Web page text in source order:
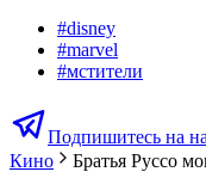
#disney
#marvel
#мстители
Подпишитесь на
Кино
Братья Руссо